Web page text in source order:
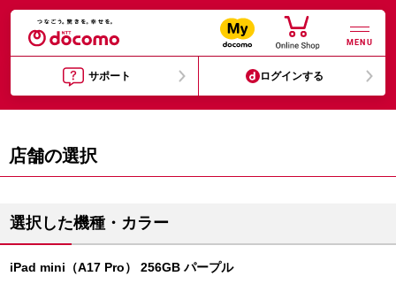
MENU
サポート ログインする
店舗の選択
選択した機種・カラー
iPad mini（A17 Pro） 256GB パープル